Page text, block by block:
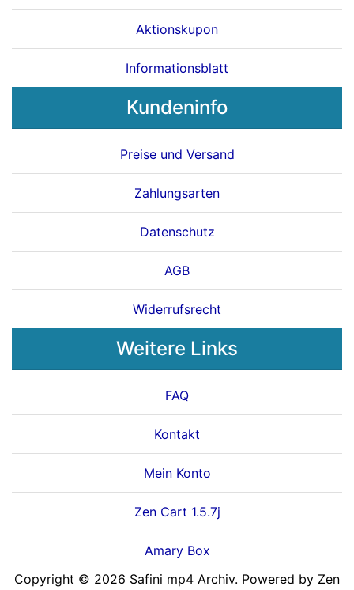
Aktionskupon
Informationsblatt
Kundeninfo
Preise und Versand
Zahlungsarten
Datenschutz
AGB
Widerrufsrecht
Weitere Links
FAQ
Kontakt
Mein Konto
Zen Cart 1.5.7j
Amary Box
Copyright © 2026 Safini mp4 Archiv. Powered by Zen